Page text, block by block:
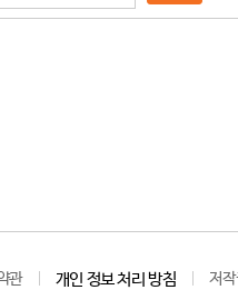
관 개인 정보 처리 방침 저